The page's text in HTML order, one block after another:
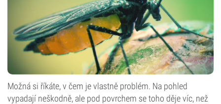
Možná si říkáte, v čem je vlastně problém. Na pohled
vypadají neškodně, ale pod povrchem se toho děje víc, než